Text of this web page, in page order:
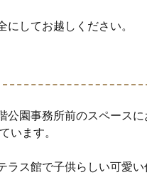
してお越しください。
公園事務所前のスペース
います。
ス館で子供らしい可愛い